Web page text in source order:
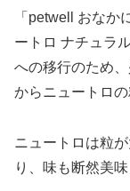
「petwell おなか
ートロ ナチュラ
への移行のため
からニュートロ
ニュートロは粒
り、味も断然美